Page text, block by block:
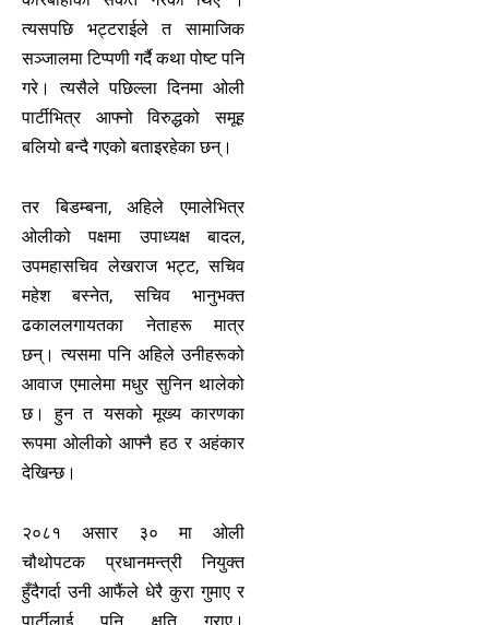
त्यसपछि भट्टराईले त सामाजिक
सञ्जालमा टिप्पणी गर्दै कथा पोष्ट पनि
गरे। त्यसैले पछिल्ला दिनमा ओली
पार्टीभित्र आफ्नो विरुद्धको समूह
बलियो बन्दै गएको बताइरहेका छन्।
तर बिडम्बना, अहिले एमालेभित्र
ओलीको पक्षमा उपाध्यक्ष बादल,
उपमहासचिव लेखराज भट्ट, सचिव
महेश बस्नेत, सचिव भानुभक्त
ढकाललगायतका नेताहरू मात्र
छन्। त्यसमा पनि अहिले उनीहरूको
आवाज एमालेमा मधुर सुनिन थालेको
छ। हुन त यसको मूख्य कारणका
रूपमा ओलीको आफ्नै हठ र अहंकार
देखिन्छ।
२०८१ असार ३० मा ओली
चौथोपटक प्रधानमन्त्री नियुक्त
हुँदैगर्दा उनी आफैंले धेरै कुरा गुमाए र